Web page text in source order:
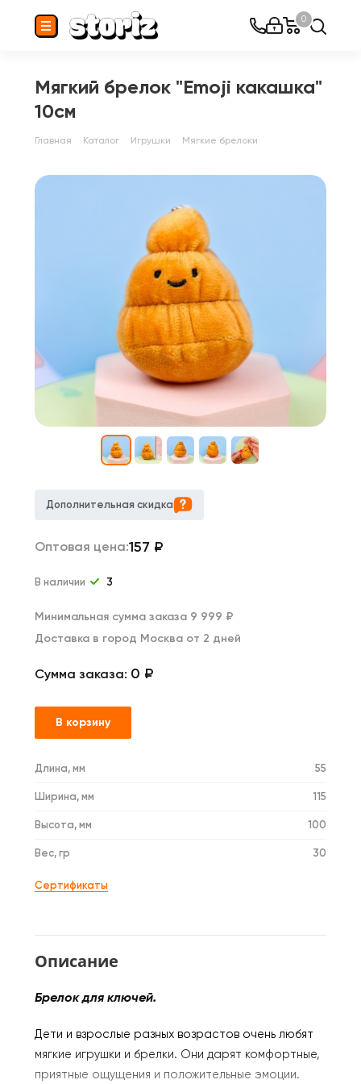
0
Мягкий брелок "Emoji какашка"
10см
Главная Каталог Игрушки Мягкие брелоки
Дополнительная скидка
Оптовая цена:157 ₽
В наличии 3
Минимальная сумма заказа 9 999 ₽
Доставка в город Москва от 2 дней
Сумма заказа: 0 ₽
В корзину
Длина, мм 55
Ширина, мм 115
Высота, мм 100
Вес, гр 30
Сертификаты
Описание
Брелок для ключей.
Дети и взрослые разных возрастов очень любят
мягкие игрушки и брелки. Они дарят комфортные,
приятные ощущения и положительные эмоции.